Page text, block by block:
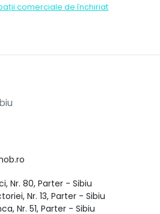
comerciale de închiriat
Nr. 80, Parter - Sibiu
Nr. 13, Parter - Sibiu
Nr. 51, Parter - Sibiu